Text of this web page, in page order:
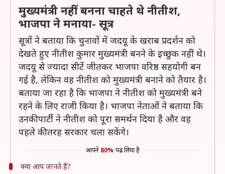
मुख्यमंत्री नहीं बनना चाहते थे नीतीश,
भाजपा ने मनाया- सूत्र
सूत्रों ने बताया कि चुनावों में जदयू के खराब प्रदर्शन को
देखते हुए नीतीश कुमार मुख्यमंत्री बनने के इच्छुक नहीं थे।
जदयू से ज्यादा सीटें जीतकर भाजपा वरिष्ठ सहयोगी बन
गई है, लेकिन वह नीतीश को मुख्यमंत्री बनाने को तैयार है।
बताया जा रहा है कि भाजपा ने नीतीश को मुख्यमंत्री बने
रहने के लिए राजी किया है। भाजपा नेताओं ने बताया कि
उनकी पार्टी ने नीतीश को पूरा समर्थन दिया है और वह
पहले की तरह सरकार चला सकेंगे।
आपने 80% पढ़ लिया है
क्या आप जानते हैं?